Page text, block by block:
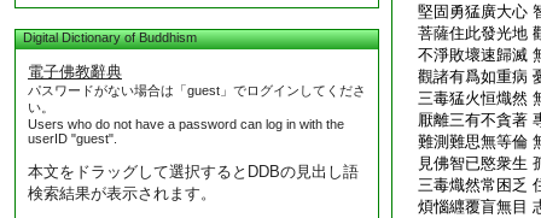
Digital Dictionary of Buddhism
電子佛教辭典
パスワードがない場合は「guest」でログインしてくださ
い。
Users who do not have a password can log in with the
userID "guest".
本文をドラッグして選択するとDDBの見出し語
検索結果が表示されます。
堅固勇猛廣大心
菩薩住此發光地
不淨敗壞速歸滅
觀諸有爲如重病
三毒猛火恒熾然
厭離三有不貪著
難測難思無等倫
見佛智已愍衆生
三毒熾然常困乏
煩惱纒覆盲無目